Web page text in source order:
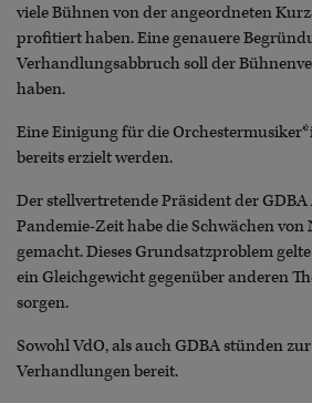
viele Bühnen von der angeordneten
profitiert haben. Eine genauere
Verhandlungsabbruch soll der
haben.
Eine Einigung für die
bereits erzielt werden.
Der stellvertretende Präsident der
Pandemie-Zeit habe die Schwächen
gemacht. Dieses Grundsatzproblem
ein Gleichgewicht gegenüber anderen
sorgen.
Sowohl VdO, als auch GDBA stünden
Verhandlungen bereit.